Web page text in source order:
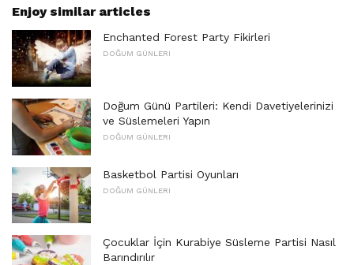
Enjoy similar articles
Enchanted Forest Party Fikirleri
DOĞUM GÜNLERI
Doğum Günü Partileri: Kendi Davetiyelerinizi
ve Süslemeleri Yapın
DOĞUM GÜNLERI
Basketbol Partisi Oyunları
DOĞUM GÜNLERI
Çocuklar İçin Kurabiye Süsleme Partisi Nasıl
Barındırılır